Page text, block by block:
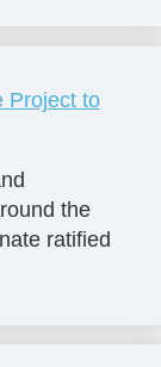
Project to
the
ratified